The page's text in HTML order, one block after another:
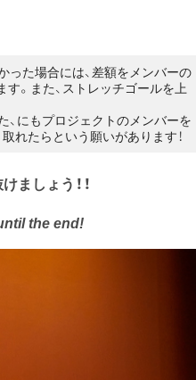
った場合には、差額をメンバーの
。また、ストレッチゴールを上
、にもプロジェクトのメンバーを
れたらという願いがあります！
ましょう！！
the end!